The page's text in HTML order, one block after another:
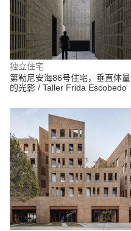
独立住宅
第勒尼安海86号住宅，垂直体量
的光影 / Taller Frida Escobedo